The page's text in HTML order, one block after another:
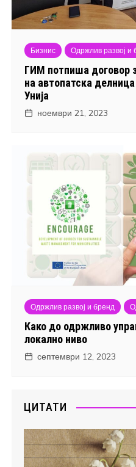
Бизнис Одржлив развој и
ГИМ потпиша договор
на автопатска
Унија
ноември 21, 2023
Одржлив развој и бренд
Како до одржливо
локално ниво
септември 12, 2023
ЦИТАТИ